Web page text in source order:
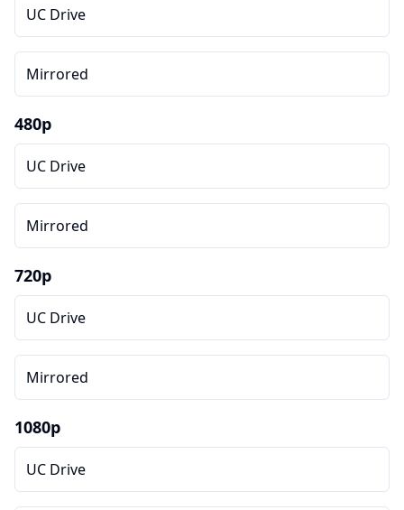
UC Drive
Mirrored
480p
UC Drive
Mirrored
720p
UC Drive
Mirrored
1080p
UC Drive